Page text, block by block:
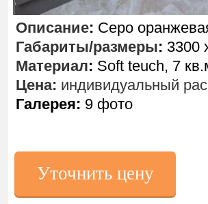
Описание: Серо
Габариты/размеры: 3300
Материал: Soft teuch, 7
Цена: индивидуальный
Галерея: 9 фото
Уточнить цену